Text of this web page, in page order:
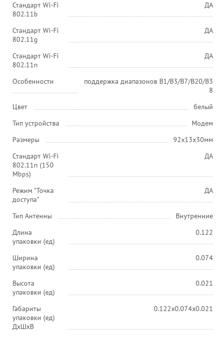
Стандарт Wi-Fi
802.11b
ДА
Стандарт Wi-Fi
802.11g
ДА
Стандарт Wi-Fi
802.11n
ДА
Особенности
поддержка диапазонов B1/B3/B7/B20/B3
8
Цвет
белый
Тип устройства
Модем
Размеры
92x13x30мм
Стандарт Wi-Fi
802.11n (150
Mbps)
ДА
Режим "Точка
доступа"
ДА
Тип Антенны
Внутренние
Длина
упаковки (ед)
0.122
Ширина
упаковки (ед)
0.074
Высота
упаковки (ед)
0.021
Габариты
упаковки (ед)
ДхШхВ
0.122x0.074x0.021